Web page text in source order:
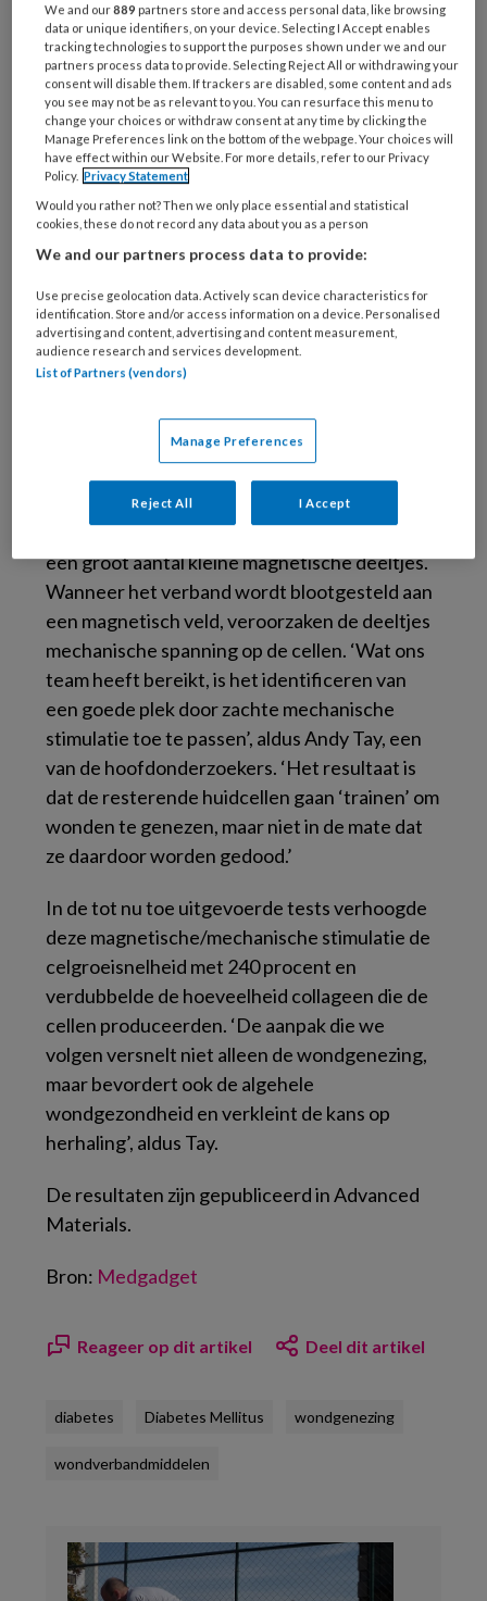
Het hydrogelverband bevat keratinocyten –
een celtype dat betrokken is bij huidherstel –
en fibroblasten, die een sleutelcomponent zijn
van bindweefsel. Onder normale
mechanische vervorming als onze huid
beweegt, wat ze stimuleert. Patiënten met
een wond kunnen echter een lagere mobiliteit
wond om de wond te genezen beperkt.
mechanische vervormingsproces in hun
hydrogelverband geïntroduceerd. Het bevat
een groot aantal kleine magnetische deeltjes.
Wanneer het verband wordt blootgesteld aan
een magnetisch veld, veroorzaken de deeltjes
mechanische spanning op de cellen. ‘Wat ons
team heeft bereikt, is het identificeren van
een goede plek door zachte mechanische
stimulatie toe te passen’, aldus Andy Tay, een
van de hoofdonderzoekers. ‘Het resultaat is
dat de resterende huidcellen gaan ‘trainen’ om
wonden te genezen, maar niet in de mate dat
ze daardoor worden gedood.’
In de tot nu toe uitgevoerde tests verhoogde
deze magnetische/mechanische stimulatie de
celgroeisnelheid met 240 procent en
verdubbelde de hoeveelheid collageen die de
cellen produceerden. ‘De aanpak die we
volgen versnelt niet alleen de wondgenezing,
maar bevordert ook de algehele
wondgezondheid en verkleint de kans op
herhaling’, aldus Tay.
De resultaten zijn gepubliceerd in Advanced
Materials.
Bron: Medgadget
Reageer op dit artikel Deel dit artikel
diabetes Diabetes Mellitus wondgenezing
wondverbandmiddelen
We and our889 partners store and access personal data, like browsing
data or unique identifiers, on your device. Selecting I Accept enables
tracking technologies to support the purposes shown under we and our
partners process data to provide. Selecting Reject All or withdrawing your
consent will disable them. If trackers are disabled, some content and ads
you see may not be as relevant to you. You can resurface this menu to
change your choices or withdraw consent at any time by clicking the
Manage Preferences link on the bottom of the webpage. Your choices will
have effect within our Website. For more details, refer to our Privacy
Policy. Privacy Statement
Would you rather not? Then we only place essential and statistical
cookies, these do not record any data about you as a person
We and our partners process data to provide:
Use precise geolocation data. Actively scan device characteristics for
identification. Store and/or access information on a device. Personalised
advertising and content, advertising and content measurement,
audience research and services development.
List of Partners (vendors)
Manage Preferences
Reject All I Accept